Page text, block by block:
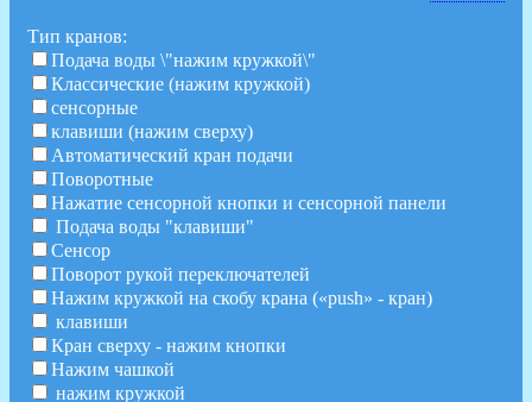
Тип кранов:
Подача воды \"нажим кружкой\"
Классические (нажим кружкой)
сенсорные
клавиши (нажим сверху)
Автоматический кран подачи
Поворотные
Нажатие сенсорной кнопки и сенсорной панели
Подача воды "клавиши"
Сенсор
Поворот рукой переключателей
Нажим кружкой на скобу крана («push» - кран)
клавиши
Кран сверху - нажим кнопки
Нажим чашкой
нажим кружкой